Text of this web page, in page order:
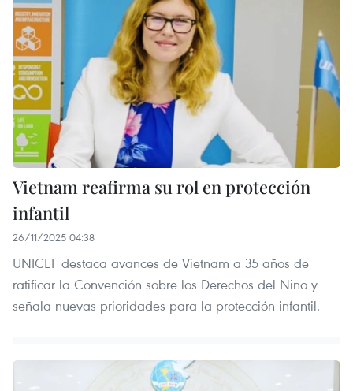
Vietnam reafirma su rol en protección
infantil
26/11/2025 04:38
UNICEF destaca avances de Vietnam a 35 años de
ratificar la Convención sobre los Derechos del Niño y
señala nuevas prioridades para la protección infantil.